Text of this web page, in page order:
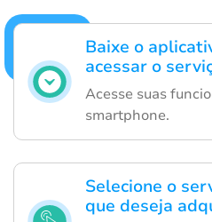
Baixe o
acessar o
Acesse suas
smartphone.
Selecione o
que deseja